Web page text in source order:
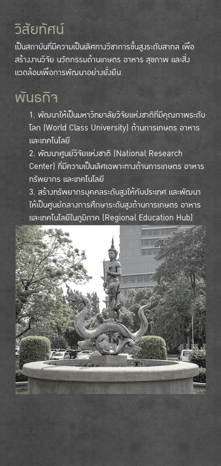
วิสัยทัศน์
เป็นสถาบันที่มีความเป็นเลิศทางวิชาการขั้นสูงระดับสากล เพื่อ
สร้างงานวิจัย นวัตกรรมด้านเกษตร อาหาร สุขภาพ และสิ่ง
แวดล้อมเพื่อการพัฒนาอย่างยั่งยืน
พันธกิจ
1. พัฒนาให้เป็นมหาวิทยาลัยวิจัยแห่งชาติที่มีคุณภาพระดับ
โลก (World Class University) ด้านการเกษตร อาหาร
และเทคโนโลยี
2. พัฒนาศูนย์วิจัยแห่งชาติ (National Research
Center) ที่มีความเป็นเลิศเฉพาะทางด้านการเกษตร อาหาร
ทรัพยากร และเทคโนโลยี
3. สร้างทรัพยากรบุคคลระดับสูงให้กับประเทศ และพัฒนา
ให้เป็นศูนย์กลางการศึกษาระดับสูงด้านการเกษตร อาหาร
และเทคโนโลยีในภูมิภาค (Regional Education Hub)